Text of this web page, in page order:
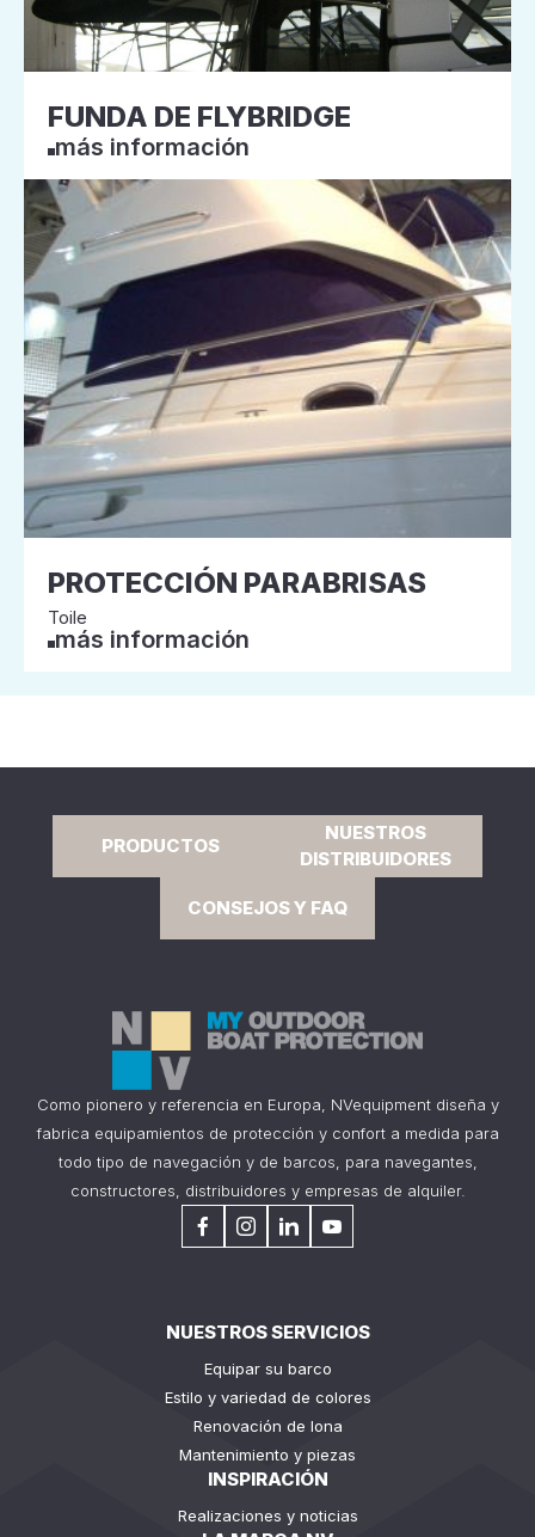
FUNDA DE FLYBRIDGE
más información
PROTECCIÓN PARABRISAS
Toile
más información
PRODUCTOS
NUESTROS
DISTRIBUIDORES
CONSEJOS Y FAQ
Como pionero y referencia en Europa, NVequipment diseña y
fabrica equipamientos de protección y confort a medida para
todo tipo de navegación y de barcos, para navegantes,
constructores, distribuidores y empresas de alquiler.
NUESTROS SERVICIOS
Equipar su barco
Estilo y variedad de colores
Renovación de lona
Mantenimiento y piezas
INSPIRACIÓN
Realizaciones y noticias